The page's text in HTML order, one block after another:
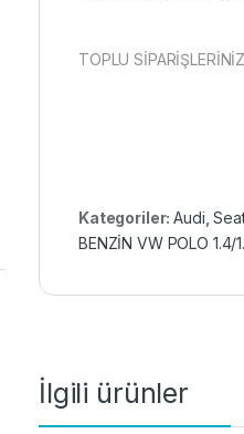
TOPLU
Kategoriler:Audi ,
BENZİN VW POLO 1.4/
İlgili ürünler